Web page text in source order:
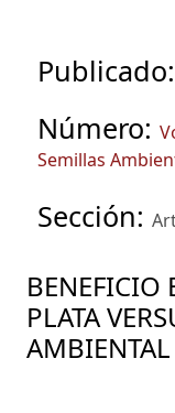
Publicado:
Número:
Semillas
Sección:
BENEFICIO
PLATA
AMBIENTAL